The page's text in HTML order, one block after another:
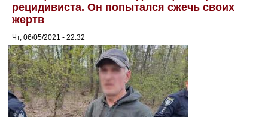
рецидивиста. Он попытался сжечь своих
жертв
Чт, 06/05/2021 - 22:32